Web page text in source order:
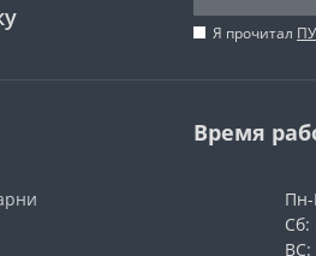
Я прочитал
Время
Пн-
Сб:
ВС: